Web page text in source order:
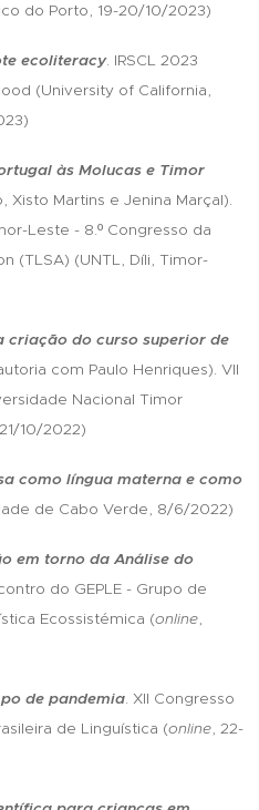
do Porto, 19-20/10/2023)
ecoliteracy. IRSCL 2023
(University of California,
às Molucas e Timor
Martins e Jenina Marçal).
Leste - 8.º Congresso da
(TLSA) (UNTL, Díli, Timor-
do curso superior de
com Paulo Henriques). VII
Nacional Timor
10/2022)
como língua materna e como
de Cabo Verde, 8/6/2022)
em torno da Análise do
do GEPLE - Grupo de
Ecossistémica (online,
de pandemia. XII Congresso
de Linguística (online, 22-